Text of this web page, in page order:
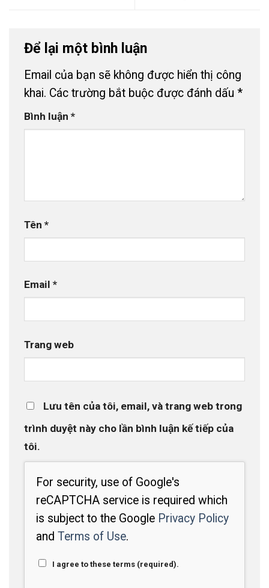
Để lại một bình luận
Email của bạn sẽ không được hiển thị công
khai. Các trường bắt buộc được đánh dấu *
Bình luận *
Tên *
Email *
Trang web
Lưu tên của tôi, email, và trang web trong
trình duyệt này cho lần bình luận kế tiếp của
tôi.
For security, use of Google's
reCAPTCHA service is required which
is subject to the Google Privacy Policy
andTerms of Use.
I agree to these terms (required).